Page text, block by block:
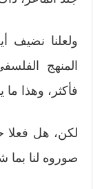
ولعلنا نضيف
المنهج
فأكثر، وهذا
لكن، هل فعلا
صوروه لنا بما